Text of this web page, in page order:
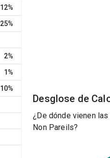
12%
25%
2%
1%
10%
Desglose de
¿De dónde vienen
Non Pareils?